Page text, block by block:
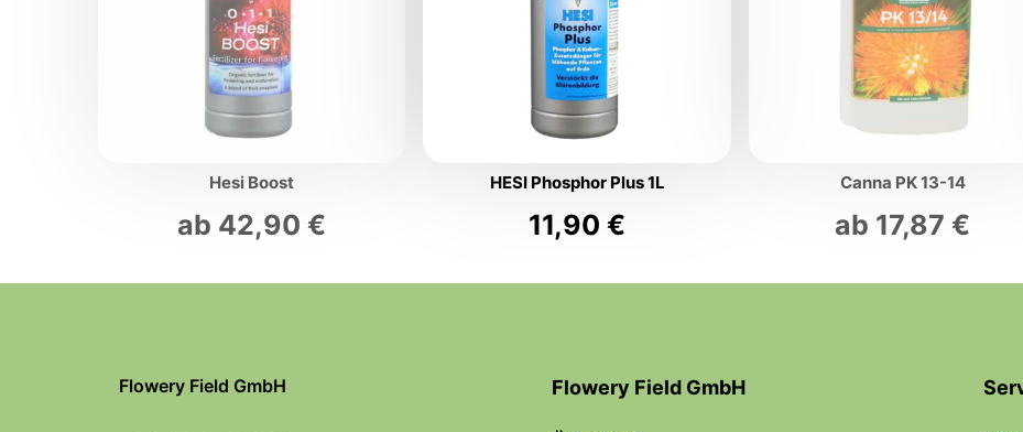
Hesi Boost
ab 42,90 €
HESI Phosphor Plus 1L
11,90€
Canna PK 13-14
ab 17,87 €
Flowery Field GmbH Flowery Field GmbH